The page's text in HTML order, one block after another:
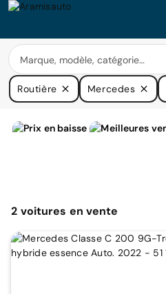
Routière Mercedes
2 voitures en vente